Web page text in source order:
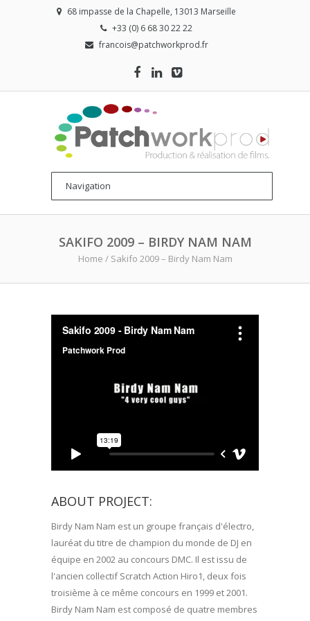
68 impasse de la Chapelle, 13013 Marseille
+33 (0) 6 68 30 22 22
francois@patchworkprod.fr
SAKIFO 2009 – BIRDY NAM NAM
Home / Sakifo 2009 – Birdy Nam Nam
ABOUT PROJECT:
Birdy Nam Nam est un groupe français d'électro,
lauréat du titre de champion du monde de DJ en
équipe en 2002 au concours DMC. Il est issu de
l'ancien collectif Scratch Action Hiro1, deux fois
troisième à ce même concours en 1999 et 2001.
Birdy Nam Nam est composé de quatre membres